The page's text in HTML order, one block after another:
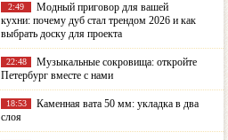
2:49
Модный приговор для вашей
кухни: почему дуб стал трендом 2026 и как
выбрать доску для проекта
22:48
Музыкальные сокровища: откройте
Петербург вместе с нами
18:53
Каменная вата 50 мм: укладка в два
слоя